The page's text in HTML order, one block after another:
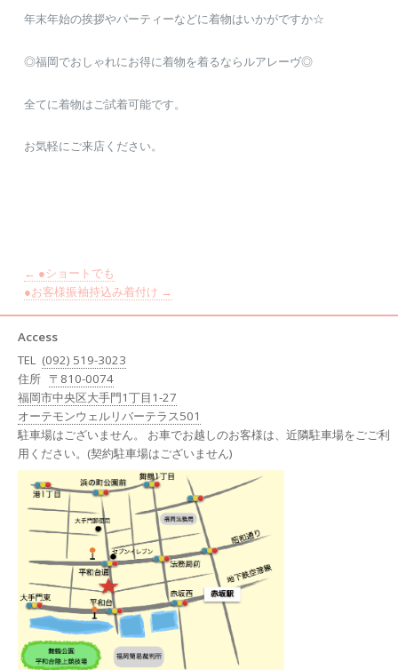
年末年始の挨拶やパーティーなどに着物はいかがですか☆
◎福岡でおしゃれにお得に着物を着るならルアレーヴ◎
全てに着物はご試着可能です。
お気軽にご来店ください。
← ●ショートでも
●お客様振袖持込み着付け →
Access
TEL (092) 519-3023
住所 〒810-0074
福岡市中央区大手門1丁目1-27
オーテモンウェルリバーテラス501
駐車場はございません。 お車でお越しのお客様は、近隣駐車場をごご利
用ください。(契約駐車場はございません)